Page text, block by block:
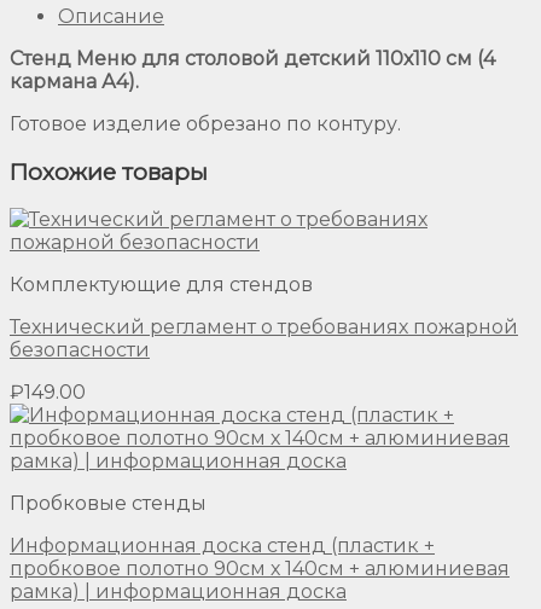
Описание
Стенд Меню для столовой детский 110х110 см (4
кармана А4).
Готовое изделие обрезано по контуру.
Похожие товары
Комплектующие для стендов
Технический регламент о требованиях пожарной
безопасности
₽149.00
Пробковые стенды
Информационная доска стенд (пластик +
пробковое полотно 90см х 140см + алюминиевая
рамка) | информационная доска